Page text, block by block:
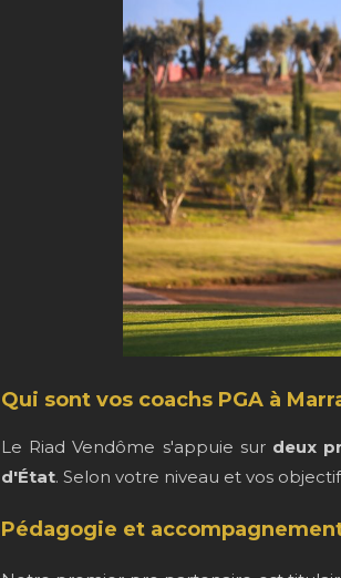
Qui sont vos coachs PGA à
Le Riad Vendôme s'appuie sur deux
d'État. Selon votre niveau et vos
Pédagogie et